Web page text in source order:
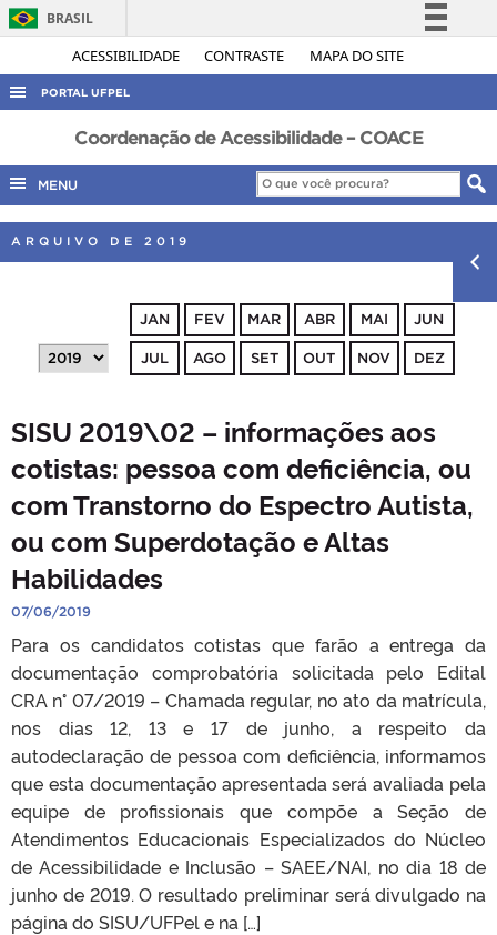
ACESSIBILIDADE CONTRASTE MAPA DO SITE
BRASIL
Simplifique!
Legislação
Canais
PORTAL UFPEL
ACESSO À INFORMAÇÃO
AUDITORIA
COBALTO
CONCURSOS
OUVIDORIA
TELEFONES
Coordenação de Acessibilidade – COACE
MENU
ARQUIVO DE 2019
JAN FEV MAR ABR MAI JUN
JUL AGO SET OUT NOV DEZ
SISU 2019\02 – informações aos
cotistas: pessoa com deficiência, ou
com Transtorno do Espectro Autista,
ou com Superdotação e Altas
Habilidades
07/06/2019
Para os candidatos cotistas que farão a entrega da
documentação comprobatória solicitada pelo Edital
CRA n° 07/2019 – Chamada regular, no ato da matrícula,
nos dias 12, 13 e 17 de junho, a respeito da
autodeclaração de pessoa com deficiência, informamos
que esta documentação apresentada será avaliada pela
equipe de profissionais que compõe a Seção de
Atendimentos Educacionais Especializados do Núcleo
de Acessibilidade e Inclusão – SAEE/NAI, no dia 18 de
junho de 2019. O resultado preliminar será divulgado na
página do SISU/UFPel e na […]